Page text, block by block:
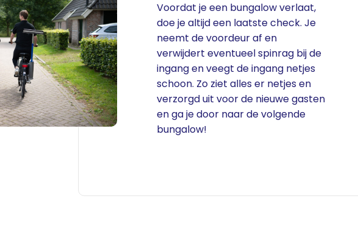
Voordat je een bungalow verlaat,
doe je altijd een laatste check. Je
neemt de voordeur af en
verwijdert eventueel spinrag bij de
ingang en veegt de ingang netjes
schoon. Zo ziet alles er netjes en
verzorgd uit voor de nieuwe gasten
en ga je door naar de volgende
bungalow!